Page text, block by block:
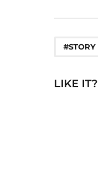
#STORY
LIKE